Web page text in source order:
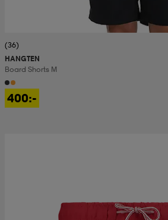
(36)
HANGTEN
Board Shorts M
400:-